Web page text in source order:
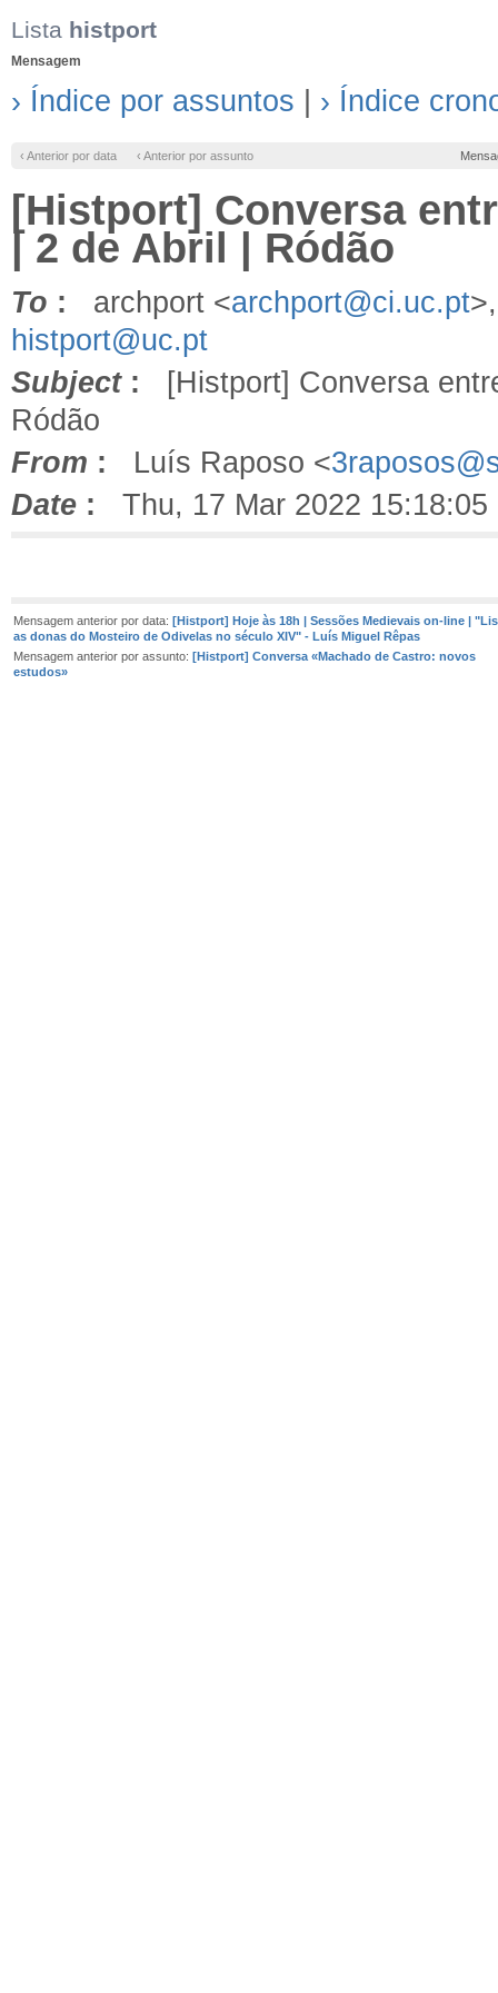
Lista histport
Mensagem
› Índice por assuntos › Índice
‹ Anterior por data ‹ Anterior por assunto
[Histport] Conversa
| 2 de Abril | Ródão
To : archport <archport@ci.uc.pt
histport@uc.pt
Subject: [Histport] Conversa
Ródão
From : Luís Raposo <
Date : Thu, 17 Mar 2022 15:18:05
Mensagem anterior por data: [Histport] Hoje às 18h | Sessões Medievais on-line |
as donas do Mosteiro de Odivelas no século XIV" - Luís Miguel Rêpas
Mensagem anterior por assunto: [Histport] Conversa «Machado de Castro: novos
estudos»